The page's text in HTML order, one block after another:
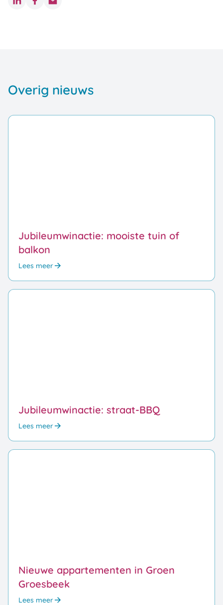
Overig nieuws
Jubileumwinactie: mooiste tuin of
balkon
Lees meer
Jubileumwinactie: straat-BBQ
Lees meer
Nieuwe appartementen in Groen
Groesbeek
Lees meer